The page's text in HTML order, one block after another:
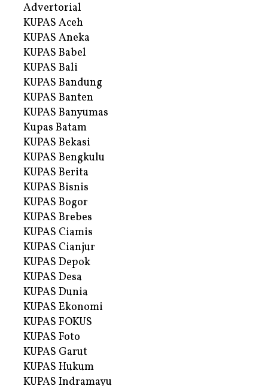
Advertorial
KUPAS Aceh
KUPAS Aneka
KUPAS Babel
KUPAS Bali
KUPAS Bandung
KUPAS Banten
KUPAS Banyumas
Kupas Batam
KUPAS Bekasi
KUPAS Bengkulu
KUPAS Berita
KUPAS Bisnis
KUPAS Bogor
KUPAS Brebes
KUPAS Ciamis
KUPAS Cianjur
KUPAS Depok
KUPAS Desa
KUPAS Dunia
KUPAS Ekonomi
KUPAS FOKUS
KUPAS Foto
KUPAS Garut
KUPAS Hukum
KUPAS Indramayu